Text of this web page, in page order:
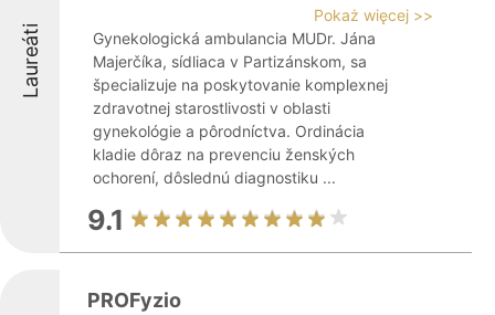
Laureáti
Pokaż więcej >>
Gynekologická ambulancia MUDr. Jána
Majerčíka, sídliaca v Partizánskom, sa
špecializuje na poskytovanie komplexnej
zdravotnej starostlivosti v oblasti
gynekológie a pôrodníctva. Ordinácia
kladie dôraz na prevenciu ženských
ochorení, dôslednú diagnostiku ...
9.1
PROFyzio